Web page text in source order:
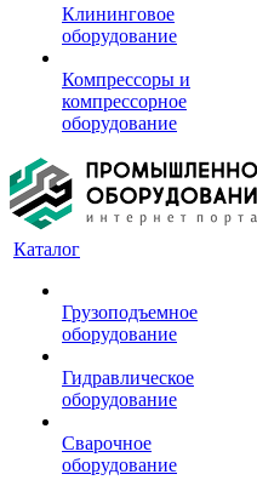
Клининговое
оборудование
Компрессоры и
компрессорное
оборудование
Каталог
Грузоподъемное
оборудование
Гидравлическое
оборудование
Сварочное
оборудование